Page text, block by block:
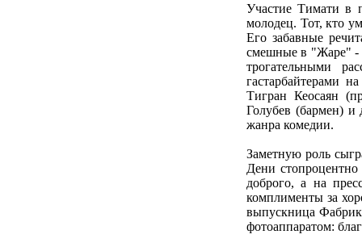
Участие Тимати в
молодец. Тот, кто
Его забавные
смешные в "Жаре" -
трогательными
гастарбайтерами
Тигран Кеосаян
Голубев (бармен) и
жанра комедии.
Заметную роль
Дени
доброго, а на
комплименты за
выпускница
фотоаппаратом: